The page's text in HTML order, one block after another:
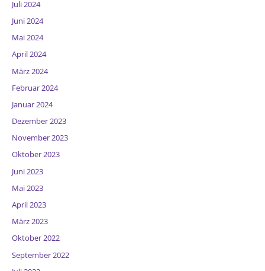
Juli 2024
Juni 2024
Mai 2024
April 2024
März 2024
Februar 2024
Januar 2024
Dezember 2023
November 2023
Oktober 2023
Juni 2023
Mai 2023
April 2023
März 2023
Oktober 2022
September 2022